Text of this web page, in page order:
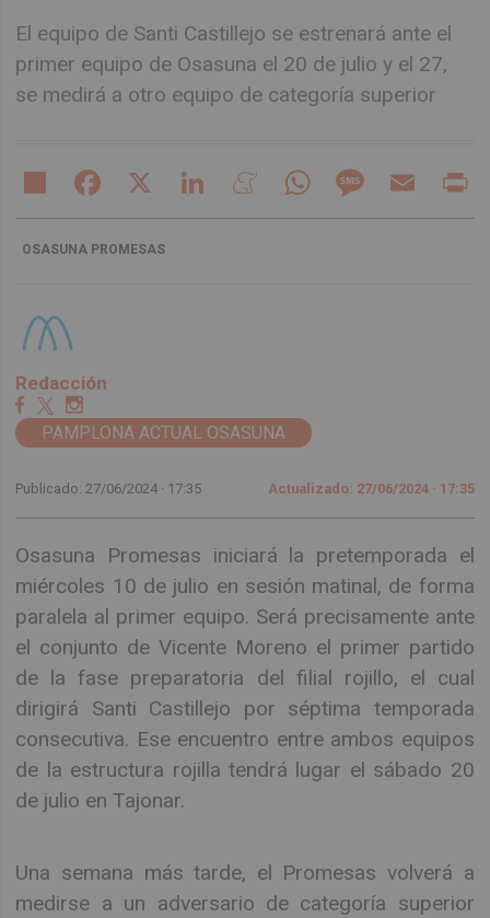
El equipo de Santi Castillejo se estrenará ante el
primer equipo de Osasuna el 20 de julio y el 27,
se medirá a otro equipo de categoría superior
Share Facebook LinkedIn MeneameWhatsAppMessageEmail
OSASUNA PROMESAS
Redacción
PAMPLONA ACTUAL OSASUNA
Publicado: 27/06/2024 · 17:35 Actualizado: 27/06/2024 · 17:35
Osasuna Promesas iniciará la pretemporada el
miércoles 10 de julio en sesión matinal, de forma
paralela al primer equipo. Será precisamente ante
el conjunto de Vicente Moreno el primer partido
de la fase preparatoria del filial rojillo, el cual
dirigirá Santi Castillejo por séptima temporada
consecutiva. Ese encuentro entre ambos equipos
de la estructura rojilla tendrá lugar el sábado 20
de julio en Tajonar.
Una semana más tarde, el Promesas volverá a
medirse a un adversario de categoría superior